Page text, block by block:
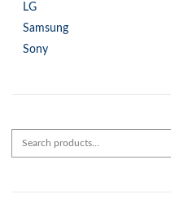
LG
Samsung
Sony
Search for: